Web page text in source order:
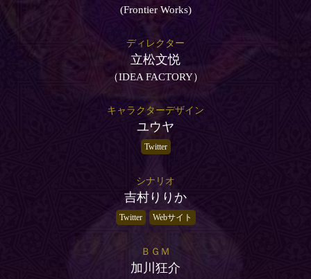
(Frontier Works)
ディレクター
立松文悦
（IDEA FACTORY）
キャラクターデザイン
ユウヤ
Twitter
シナリオ
吉村りりか
Twitter Webサイト
ＢＧＭ
加川狂介